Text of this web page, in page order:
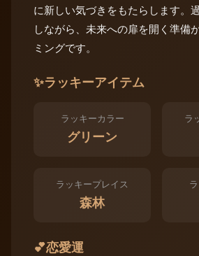
に新しい気づきをもたらします。
しながら、未来への扉を開く準備
ミングです。
✨ラッキーアイテム
ラッキーカラー
グリーン
ラ
ラッキープレイス
森林
💕恋愛運